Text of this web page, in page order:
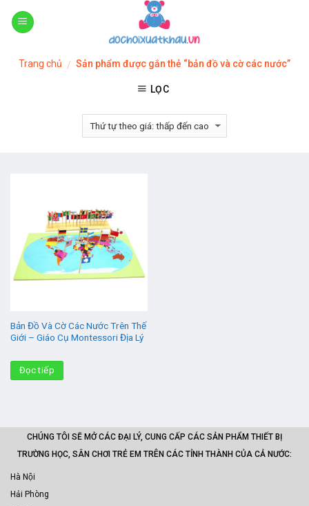
Skip
Trang chủ / Sản phẩm được gắn thẻ “bản đồ và cờ các nước”
LỌC
Bản Đồ Và Cờ Các Nước Trên Thế
Giới – Giáo Cụ Montessori Địa Lý
Đọc tiếp
CHÚNG TÔI SẼ MỞ CÁC ĐẠI LÝ, CUNG CẤP CÁC SẢN PHẨM THIẾT BỊ
TRƯỜNG HỌC, SÂN CHƠI TRẺ EM TRÊN CÁC TỈNH THÀNH CỦA CẢ NƯỚC:
Hà Nội
Hải Phòng